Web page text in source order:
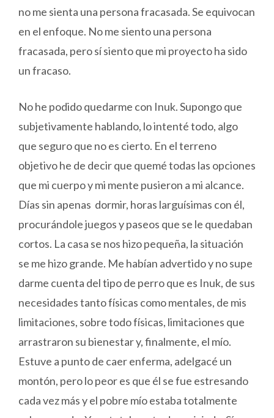
no me sienta una persona fracasada. Se equivocan
en el enfoque. No me siento una persona
fracasada, pero sí siento que mi proyecto ha sido
un fracaso.
No he podido quedarme con Inuk. Supongo que
subjetivamente hablando, lo intenté todo, algo
que seguro que no es cierto. En el terreno
objetivo he de decir que quemé todas las opciones
que mi cuerpo y mi mente pusieron a mi alcance.
Días sin apenas dormir, horas larguísimas con él,
procurándole juegos y paseos que se le quedaban
cortos. La casa se nos hizo pequeña, la situación
se me hizo grande. Me habían advertido y no supe
darme cuenta del tipo de perro que es Inuk, de sus
necesidades tanto físicas como mentales, de mis
limitaciones, sobre todo físicas, limitaciones que
arrastraron su bienestar y, finalmente, el mío.
Estuve a punto de caer enferma, adelgacé un
montón, pero lo peor es que él se fue estresando
cada vez más y el pobre mío estaba totalmente